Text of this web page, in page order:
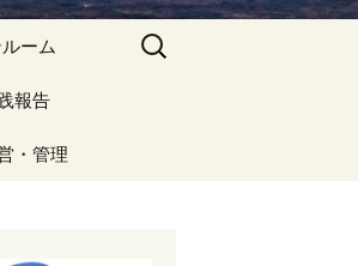
ーム
報告
）
・管理
検
索: